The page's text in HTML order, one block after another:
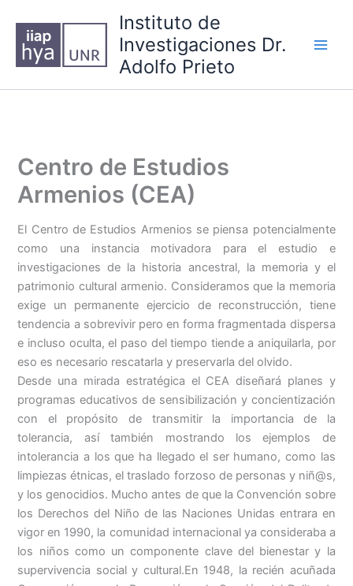
contenido
Instituto de
Investigaciones Dr.
Adolfo Prieto
Centro de Estudios
Armenios (CEA)
El Centro de Estudios Armenios se piensa potencialmente
como una instancia motivadora para el estudio e
investigaciones de la historia ancestral, la memoria y el
patrimonio cultural armenio. Consideramos que la memoria
exige un permanente ejercicio de reconstrucción, tiene
tendencia a sobrevivir pero en forma fragmentada dispersa
e incluso oculta, el paso del tiempo tiende a aniquilarla, por
eso es necesario rescatarla y preservarla del olvido.
Desde una mirada estratégica el CEA diseñará planes y
programas educativos de sensibilización y concientización
con el propósito de transmitir la importancia de la
tolerancia, así también mostrando los ejemplos de
intolerancia a los que ha llegado el ser humano, como las
limpiezas étnicas, el traslado forzoso de personas y niñ@s,
y los genocidios. Mucho antes de que la Convención sobre
los Derechos del Niño de las Naciones Unidas entrara en
vigor en 1990, la comunidad internacional ya consideraba a
los niños como un componente clave del bienestar y la
supervivencia social y cultural.En 1948, la recién acuñada